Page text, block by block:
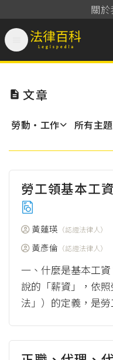
關
法律百科 Legispedia
 文章
勞動‧工作 所有主題
勞工領基本工
黃蓮瑛 （認證法律人）
黃彥倫 （認證法律人）
一、什麼是基本工
說的「薪資」，依
法」）的定義，是